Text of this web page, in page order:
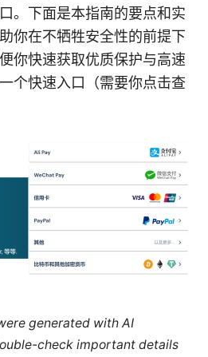
。下面是本指南的要点和实
你在不牺牲安全性的前提下
你快速获取优质保护与高速
个快速入口（需要你点击查
generated with AI
check important details